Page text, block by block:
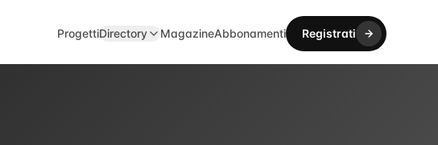
ProgettiDirectory MagazineAbbonamenti Registrati